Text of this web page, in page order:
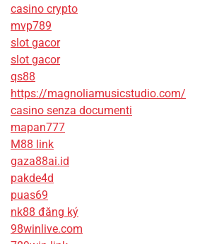
casino crypto
mvp789
slot gacor
slot gacor
qs88
https://magnoliamusicstudio.com/
casino senza documenti
mapan777
M88 link
gaza88ai.id
pakde4d
puas69
nk88 đăng ký
98winlive.com